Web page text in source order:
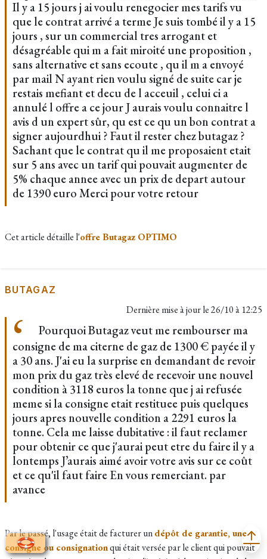
Il y a 15 jours j ai voulu renegocier mes tarifs vu
que le contrat arrivé a terme Je suis tombé il y a 15
jours , sur un commercial tres arrogant et
désagréable qui m a fait miroité une proposition ,
sans alternative et sans ecoute , qu il m a envoyé
par mail N ayant rien voulu signé de suite car je
restais mefiant et decu de l acceuil , celui ci a
annulé l offre a ce jour J aurais voulu connaitre l
avis d un expert sûr, qu est ce qu un bon contrat a
signer aujourdhui ? Faut il rester chez butagaz ?
Sachant que le contrat qu il me proposaient etait
sur 5 ans avec un tarif qui pouvait augmenter de
5% chaque annee avec un prix de depart autour
de 1390 euro Merci pour votre retour
Cet article détaille l'offre Butagaz OPTIMO
BUTAGAZ
Dernière mise à jour le26/10 à 12:25
Pourquoi Butagaz veut me rembourser ma
consigne de ma citerne de gaz de 1300 € payée il y
a 30 ans. J'ai eu la surprise en demandant de revoir
mon prix du gaz très elevé de recevoir une nouvel
condition à 3118 euros la tonne que j ai refusée
meme si la consigne etait restituee puis quelques
jours apres nouvelle condition a 2291 euros la
tonne. Cela me laisse dubitative : il faut reclamer
pour obtenir ce que j'aurai peut etre du faire il y a
lontemps J’aurais aimé avoir votre avis sur ce coût
et ce qu'il faut faire En vous remerciant. par
avance
Par le passé, l'usage était de facturer undépôt de garantie, une
consigne ou consignationqui était versée par le client qui pouvait